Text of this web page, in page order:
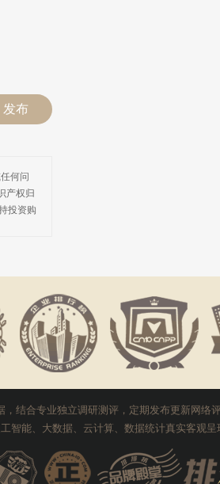
发布
何问
产权归
投资购
结合专业独立调研测评，定期发布更新网络
能、大数据、云计算、数据统计真实客观呈